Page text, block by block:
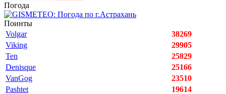
Погода
Поинты
Volgar
38269
Viking
29905
Ten
25829
Denisque
25166
VanGog
23510
Pashtet
19614